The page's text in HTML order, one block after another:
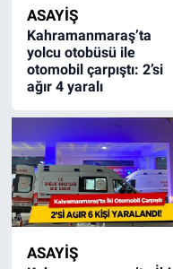
ASAYİŞ
Kahramanmaraş’ta
yolcu otobüsü ile
otomobil çarpıştı: 2’si
ağır 4 yaralı
ASAYİŞ